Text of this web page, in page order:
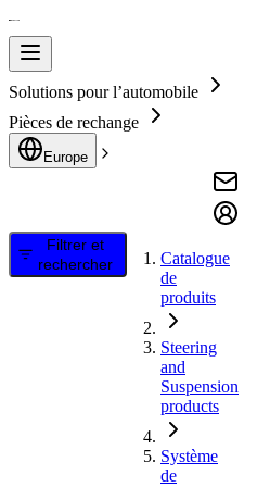
Solutions pour l’automobile
Pièces de rechange
Europe
Filtrer et
rechercher
Catalogue
de
produits
Steering
and
Suspension
products
Système
de